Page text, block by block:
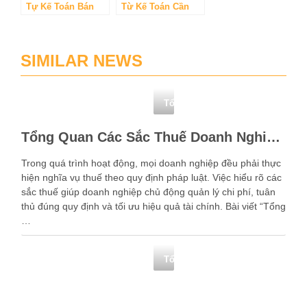
Tự Kế Toán Bán
Từ Kế Toán Cần
SIMILAR NEWS
Tổng hợp
Tổng Quan Các Sắc Thuế Doanh Nghiệp Cần Biết
Trong quá trình hoạt động, mọi doanh nghiệp đều phải thực
hiện nghĩa vụ thuế theo quy định pháp luật. Việc hiểu rõ các
sắc thuế giúp doanh nghiệp chủ động quản lý chi phí, tuân
thủ đúng quy định và tối ưu hiệu quả tài chính. Bài viết “Tổng
Tổng hợp